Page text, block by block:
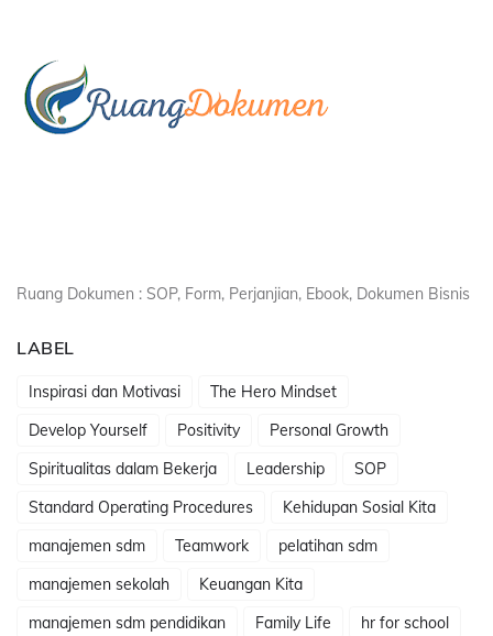
Ruang Dokumen : SOP, Form, Perjanjian, Ebook, Dokumen Bisnis
LABEL
Inspirasi dan Motivasi
The Hero Mindset
Develop Yourself
Positivity
Personal Growth
Spiritualitas dalam Bekerja
Leadership
SOP
Standard Operating Procedures
Kehidupan Sosial Kita
manajemen sdm
Teamwork
pelatihan sdm
manajemen sekolah
Keuangan Kita
manajemen sdm pendidikan
Family Life
hr for school